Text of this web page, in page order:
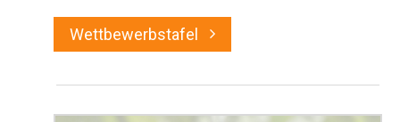
Wettbewerbstafel